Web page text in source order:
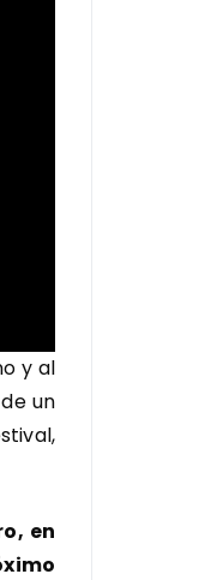
y al
un
en